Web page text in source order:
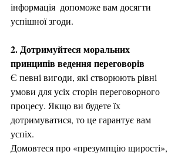
інформація  допоможе вам досягти
успішної згоди.
2. Дотримуйтеся моральних
принципів ведення переговорів
Є певні вигоди, які створюють рівні
умови для усіх сторін переговорного
процесу. Якщо ви будете їх
дотримуватися, то це гарантує вам
успіх.
Домовтеся про «презумпцію щирості»,